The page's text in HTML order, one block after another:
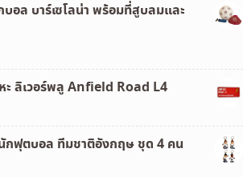
อล บาร์เซโลน่า พร้อมที่สูบลมและ
ะ ลิเวอร์พลู Anfield Road L4
ฟุตบอล ทีมชาติอังกฤษ ชุด 4 คน